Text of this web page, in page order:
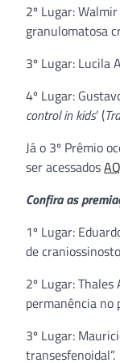
2º Lugar:
granulomatosa
3º Lugar: Lucila
4º Lugar:
control in kids’ (
Já o 3º Prêmio
ser acessados
Confira as
1º Lugar:
de
2º Lugar:
permanência no
3º Lugar:
transesfenoidal”.